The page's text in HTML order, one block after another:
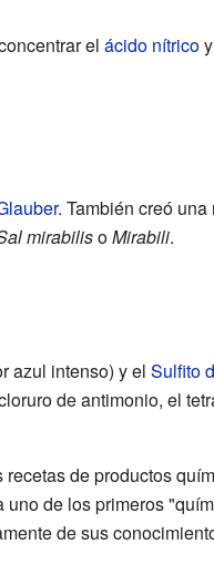
el ácido nítricoy
. También creó una
mirabilisoMirabili.
azul intenso) y el Sulfito
de antimonio, el
de productos
uno de los primeros
de sus